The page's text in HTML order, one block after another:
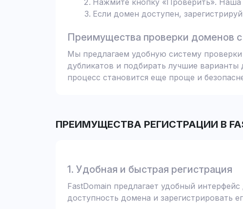
Нажмите кнопку «Проверить». Наша
Если домен доступен,
Преимущества проверки доменов с
Мы предлагаем удобную систему
дубликатов и подбирать лучшие варианты
процесс становится еще проще и
ПРЕИМУЩЕСТВА РЕГИСТРАЦИИ В
1. Удобная и быстрая регистрация
FastDomain предлагает удобный
доступность домена и зарегистрировать